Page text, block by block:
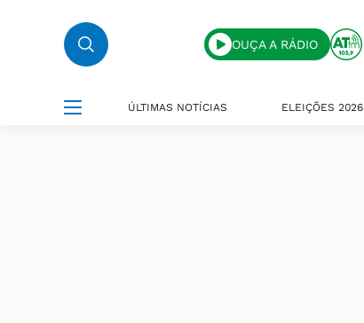
OUÇA A RÁDIO
ÚLTIMAS NOTÍCIAS ELEIÇÕES 2026